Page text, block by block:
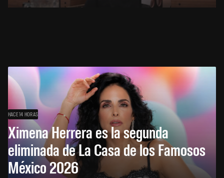
HACE 14 HORAS
Ximena Herrera es la segunda
eliminada de La Casa de los Famosos
México 2026